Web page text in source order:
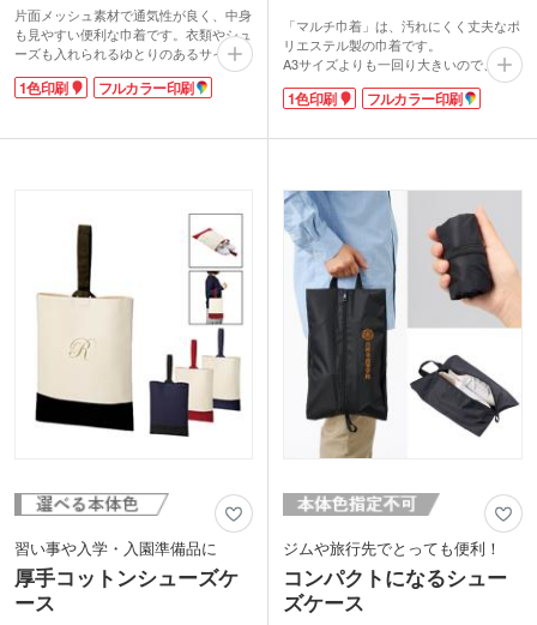
片面メッシュ素材で通気性が良く、中身
も見やすい便利な巾着です。衣類やシュ
ーズも入れられるゆとりのあるサイズ
で、スポーツやアウトドアシーンにぴっ
たり！ストッパー付きの紐で口が緩みに
用者へ配布するノベルティなどにおすす
1色印刷 フルカラー印刷
「マルチ巾着」は、汚れにくく丈夫なポ
リエステル製の巾着です。
A3サイズよりも一回り大きいので、旅行
や出張時の洋服をまとめるインナー袋と
しても重宝します。
ル、シューズ入れとしてチームでそろえ
らくお使いいただけます。
1色印刷 フルカラー印刷
習い事や入学・入園準備品に
厚手コットンシューズケ
ース
ジムや旅行先でとっても便利！
コンパクトになるシュー
ズケース